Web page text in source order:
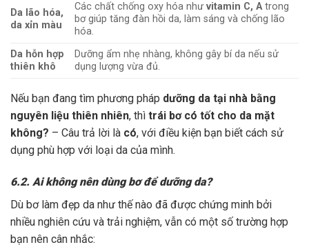
Da lão hóa,
da xỉn màu
Các chất chống oxy hóa nhưvitamin C, Atrong
bơ giúp tăng đàn hồi da, làm sáng và chống lão
hóa.
Da hỗn hợp
thiên khô
Dưỡng ẩm nhẹ nhàng, không gây bí da nếu sử
dụng lượng vừa đủ.
Nếu bạn đang tìm phương pháp dưỡng da tại nhà bằng
nguyên liệu thiên nhiên, thì trái bơ có tốt cho da mặt
không? – Câu trả lời là có, với điều kiện bạn biết cách sử
dụng phù hợp với loại da của mình.
6.2. Ai không nên dùng bơ để dưỡng da?
Dù bơ làm đẹp da như thế nào đã được chứng minh bởi
nhiều nghiên cứu và trải nghiệm, vẫn có một số trường hợp
bạn nên cân nhắc: